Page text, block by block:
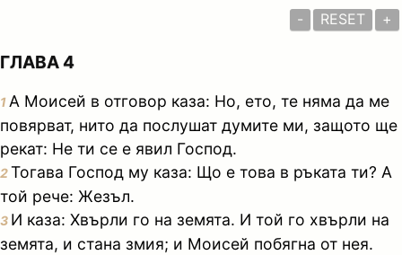
- RESET +
ГЛАВА 4
1 А Моисей в отговор каза: Но, ето, те няма да ме
повярват, нито да послушат думите ми, защото ще
рекат: Не ти се е явил Господ.
2Тогава Господ му каза: Що е това в ръката ти? А
той рече: Жезъл.
3 И каза: Хвърли го на земята. И той го хвърли на
земята, и стана змия; и Моисей побягна от нея.